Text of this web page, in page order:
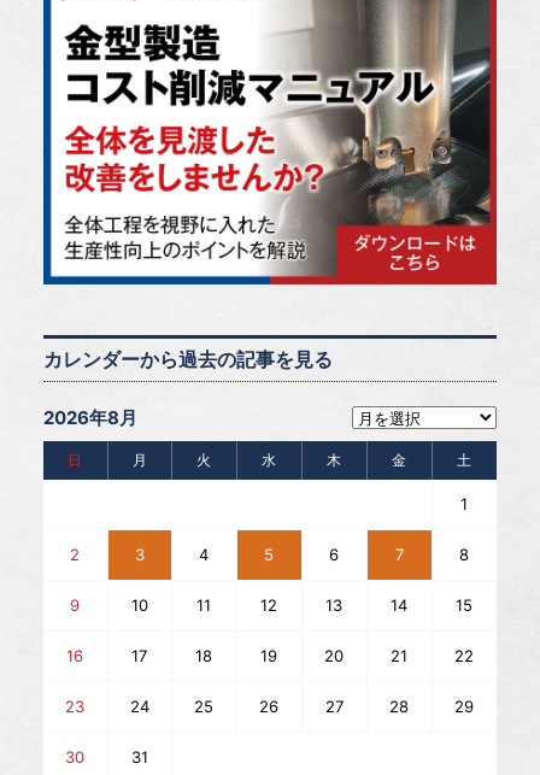
カレンダーから過去の記事を見る
2026年8月
日 月 火 水 木 金 土
1
2 3 4 5 6 7 8
9 10 11 12 13 14 15
16 17 18 19 20 21 22
23 24 25 26 27 28 29
30 31